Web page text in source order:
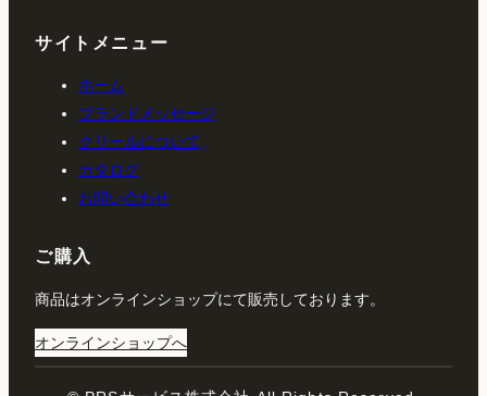
サイトメニュー
ホーム
ブランドメッセージ
クリールについて
カタログ
お問い合わせ
ご購入
商品はオンラインショップにて販売しております。
オンラインショップへ